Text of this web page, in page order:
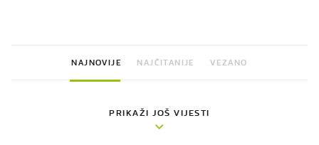
NAJNOVIJE NAJČITANIJE VEZANO
PRIKAŽI JOŠ VIJESTI